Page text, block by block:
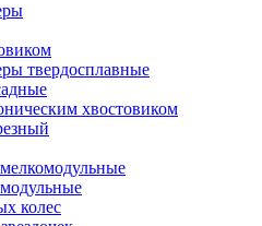
твердосплавные
хвостовиком
колес